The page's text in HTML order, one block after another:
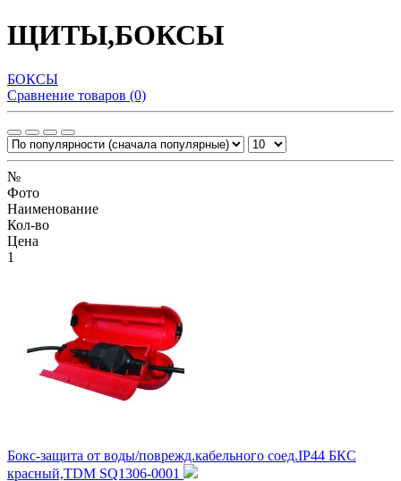
ЩИТЫ,БОКСЫ
БОКСЫ
Сравнение товаров (0)
№
Фото
Наименование
Кол-во
Цена
1
Бокс-защита от воды/поврежд.кабельного соед.IP44 БКС
красный,TDM SQ1306-0001